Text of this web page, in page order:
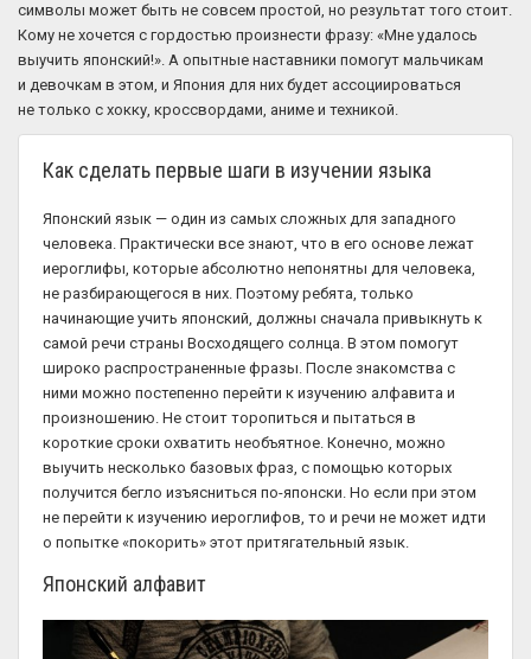
символы может быть не совсем простой, но результат того стоит.
Кому не хочется с гордостью произнести фразу: «Мне удалось
выучить японский!». А опытные наставники помогут мальчикам
и девочкам в этом, и Япония для них будет ассоциироваться
не только с хокку, кроссвордами, аниме и техникой.
Как сделать первые шаги в изучении языка
Японский язык — один из самых сложных для западного
человека. Практически все знают, что в его основе лежат
иероглифы, которые абсолютно непонятны для человека,
не разбирающегося в них. Поэтому ребята, только
начинающие учить японский, должны сначала привыкнуть к
самой речи страны Восходящего солнца. В этом помогут
широко распространенные фразы. После знакомства с
ними можно постепенно перейти к изучению алфавита и
произношению. Не стоит торопиться и пытаться в
короткие сроки охватить необъятное. Конечно, можно
выучить несколько базовых фраз, с помощью которых
получится бегло изъясниться по-японски. Но если при этом
не перейти к изучению иероглифов, то и речи не может идти
о попытке «покорить» этот притягательный язык.
Японский алфавит